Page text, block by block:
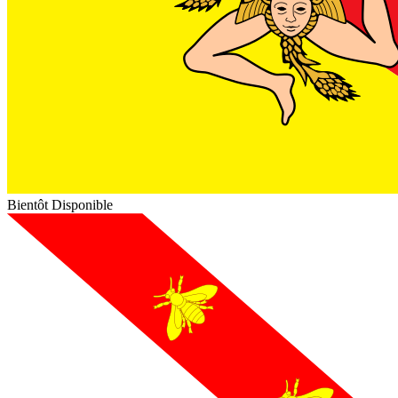
Bientôt Disponible